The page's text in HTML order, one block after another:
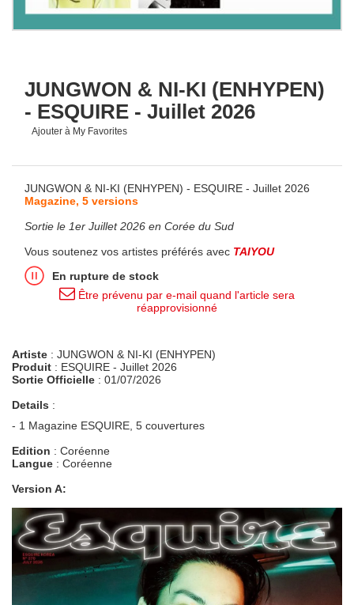
JUNGWON & NI-KI (ENHYPEN)
- ESQUIRE - Juillet 2026
Ajouter à My Favorites
JUNGWON & NI-KI (ENHYPEN) - ESQUIRE - Juillet 2026
Magazine, 5 versions
Sortie le 1er Juillet 2026 en Corée du Sud
Vous soutenez vos artistes préférés avec TAIYOU
En rupture de stock
Être prévenu par e-mail quand l'article sera
réapprovisionné
Artiste : JUNGWON & NI-KI (ENHYPEN)
Produit : ESQUIRE - Juillet 2026
Sortie Officielle : 01/07/2026
Details :
- 1 Magazine ESQUIRE, 5 couvertures
Edition : Coréenne
Langue : Coréenne
Version A: